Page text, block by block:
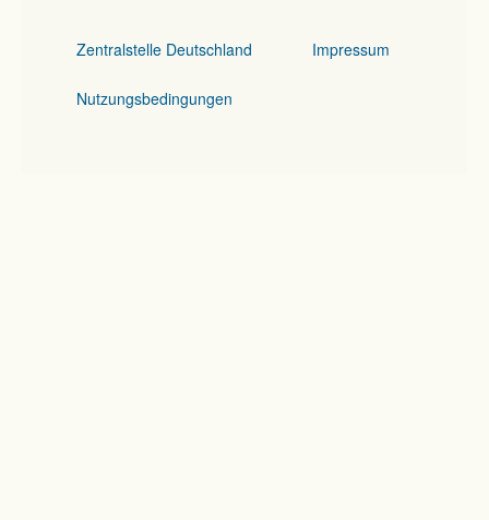
Zentralstelle Deutschland Impressum
Nutzungsbedingungen